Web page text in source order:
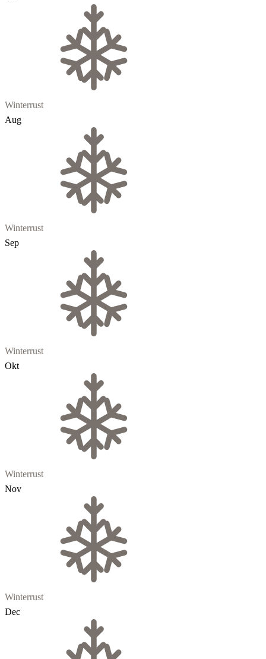
Winterrust
Aug
Winterrust
Sep
Winterrust
Okt
Winterrust
Nov
Winterrust
Dec